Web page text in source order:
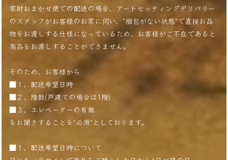
家財おまかせ便での配送の場合、アートセッティングデリバリー
のスタッフがお客様のお家に伺い、"梱包がない状態"で直接お品
物をお渡しする仕様になっているため、お客様がご不在であると
商品をお渡しすることができません。
そのため、お客様から
■１、配送希望日時
■２、階数(戸建ての場合は1階)
■３、エレベーターの有無
をお聞きすることを"必須"としております。
■１、配送希望日時について